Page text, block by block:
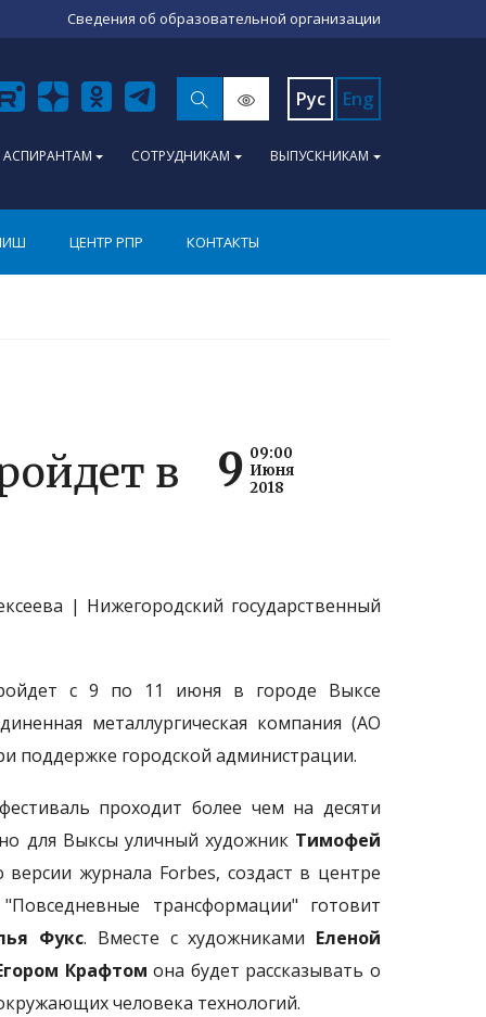
Сведения об образовательной организации
Рус Eng
АСПИРАНТАМ СОТРУДНИКАМ ВЫПУСКНИКАМ
ЦЕНТР РПР КОНТАКТЫ
в 9 09:00
Июня
2018
с 9 по 11 июня в городе Выксе
металлургическая компания (АО
поддержке городской администрации.
проходит более чем на десяти
для Выксы уличный художник Тимофей
журнала Forbes, создаст в центре
трансформации" готовит
Фукс. Вместе с художниками Еленой
Крафтомона будет рассказывать о
человека технологий.